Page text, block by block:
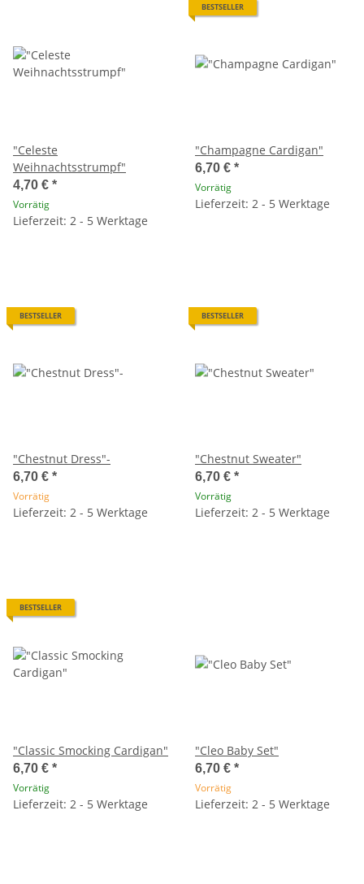
"Celeste
Weihnachtsstrumpf"
4,70 € *
Vorrätig
Lieferzeit: 2 - 5 Werktage
BESTSELLER
"Champagne Cardigan"
6,70 € *
Vorrätig
Lieferzeit: 2 - 5 Werktage
BESTSELLER
"Chestnut Dress"-
6,70 € *
Vorrätig
Lieferzeit: 2 - 5 Werktage
BESTSELLER
"Chestnut Sweater"
6,70 € *
Vorrätig
Lieferzeit: 2 - 5 Werktage
BESTSELLER
"Classic Smocking Cardigan"
6,70 € *
Vorrätig
Lieferzeit: 2 - 5 Werktage
"Cleo Baby Set"
6,70 € *
Vorrätig
Lieferzeit: 2 - 5 Werktage